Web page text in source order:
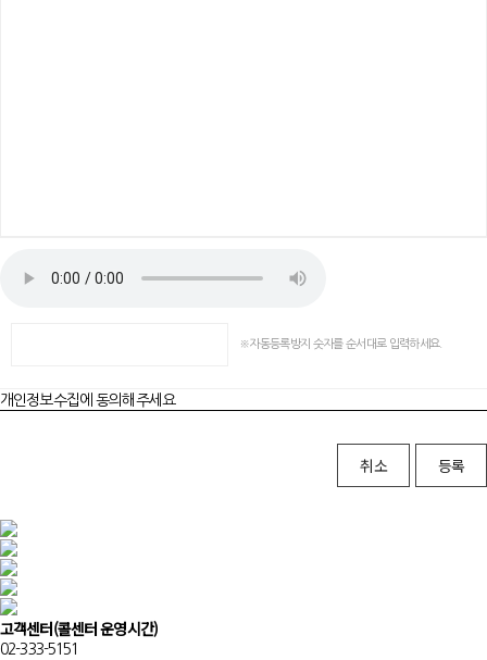
자동등록방지 숫자를 순서대로 입력하세요.
개인정보수집에 동의해주세요
취소
고객센터(콜센터 운영시간)
02-333-5151